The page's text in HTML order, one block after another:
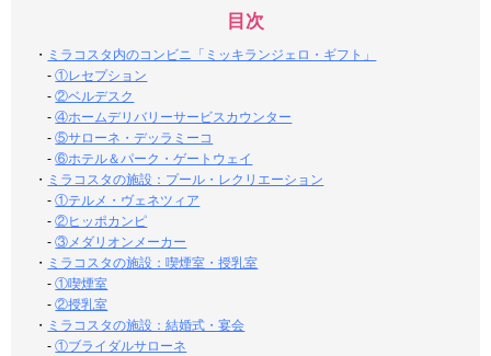
目次
・ ミラコスタ内のコンビニ「ミッキランジェロ・ギフト」
-①レセプション
-②ベルデスク
-④ホームデリバリーサービスカウンター
-⑤サローネ・デッラミーコ
-⑥ホテル＆パーク・ゲートウェイ
・ ミラコスタの施設：プール・レクリエーション
-①テルメ・ヴェネツィア
-②ヒッポカンピ
-③メダリオンメーカー
・ ミラコスタの施設：喫煙室・授乳室
-①喫煙室
-②授乳室
・ ミラコスタの施設：結婚式・宴会
-①ブライダルサローネ